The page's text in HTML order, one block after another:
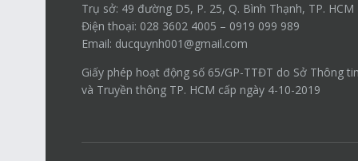
Trụ sở: 49 đường D5, P. 25, Q. Bình Thạnh, TP. HCM
Điện thoại: 028 3602 4005 – 0919 099 989
Email: ducquynh001@gmail.com
Giấy phép hoạt động số 65/GP-TTĐT do Sở Thông
và Truyền thông TP. HCM cấp ngày 4-10-2019